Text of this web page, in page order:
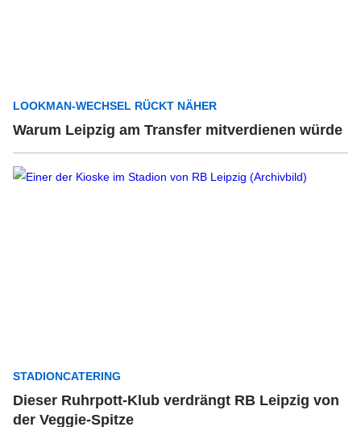
LOOKMAN-WECHSEL RÜCKT NÄHER
Warum Leipzig am Transfer mitverdienen würde
STADIONCATERING
Dieser Ruhrpott-Klub verdrängt RB Leipzig von
der Veggie-Spitze